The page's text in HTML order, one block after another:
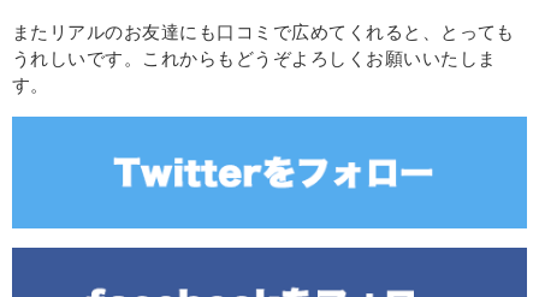
またリアルのお友達にも口コミで広めてくれると、とっても
うれしいです。これからもどうぞよろしくお願いいたしま
す。